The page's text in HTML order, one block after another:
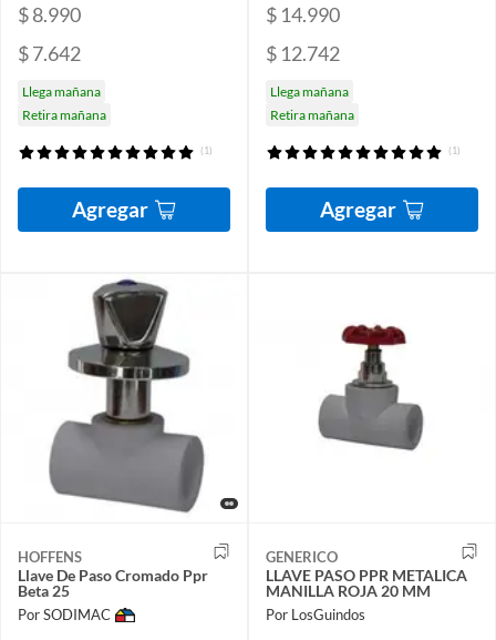
$ 8.990
$ 7.642
Llega mañana
Retira mañana
(1)
Agregar
$ 14.990
$ 12.742
Llega mañana
Retira mañana
(1)
Agregar
HOFFENS
Llave De Paso Cromado Ppr
Beta 25
Por SODIMAC
GENERICO
LLAVE PASO PPR METALICA
MANILLA ROJA 20 MM
Por LosGuindos